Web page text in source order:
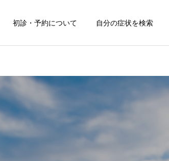
初診・予約について 自分の症状を検索